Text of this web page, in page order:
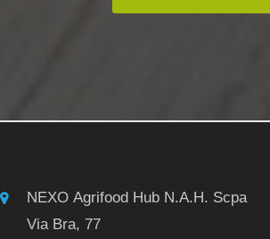
NEXO Agrifood Hub N.A.H. Scpa
Via Bra, 77